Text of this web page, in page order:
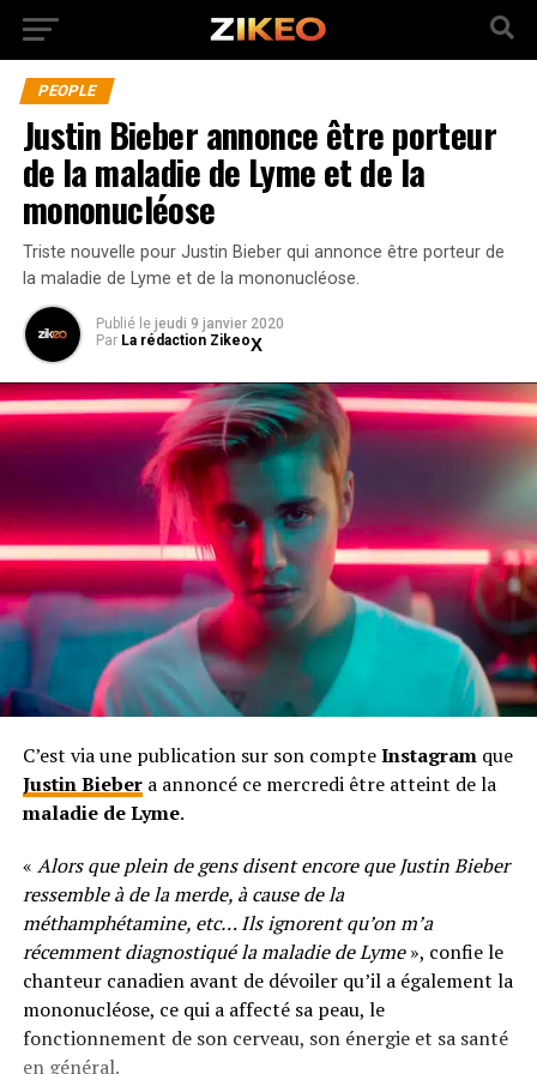
PEOPLE
Justin Bieber annonce être porteur
de la maladie de Lyme et de la
mononucléose
Triste nouvelle pour Justin Bieber qui annonce être porteur de
la maladie de Lyme et de la mononucléose.
Publié le jeudi 9 janvier 2020
Par La rédaction Zikeo
C’est via une publication sur son compteInstagramque
Justin Biebera annoncé ce mercredi être atteint de la
maladie de Lyme.
« Alors que plein de gens disent encore que Justin Bieber
ressemble à de la merde, à cause de la
méthamphétamine, etc… Ils ignorent qu’on m’a
récemment diagnostiqué la maladie de Lyme», confie le
chanteur canadien avant de dévoiler qu’il a également la
mononucléose, ce qui a affecté sa peau, le
fonctionnement de son cerveau, son énergie et sa santé
en général.